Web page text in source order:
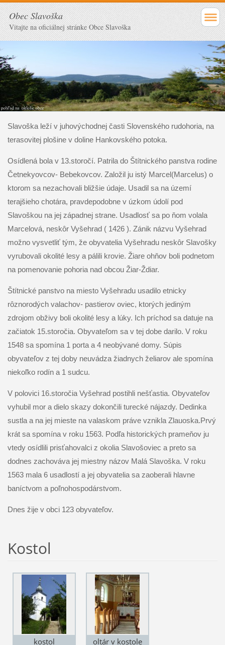
Obec Slavoška
Vitajte na oficiálnej stránke Obce Slavoška
Slavoška leží v juhovýchodnej časti Slovenského rudohoria, na
terasovitej plošine v doline Hankovského potoka.
Osídlená bola v 13.storočí. Patrila do Štítnického panstva rodine
Četnekyovcov- Bebekovcov. Založil ju istý Marcel(Marcelus) o
ktorom sa nezachovali bližšie údaje. Usadil sa na území
terajšieho chotára, pravdepodobne v úzkom údolí pod
Slavoškou na jej západnej strane. Usadlosť sa po ňom volala
Marcelová, neskôr Vyšehrad ( 1426 ). Zánik názvu Vyšehrad
možno vysvetliť tým, že obyvatelia Vyšehradu neskôr Slavošky
vyrubovali okolité lesy a pálili krovie. Žiare ohňov boli podnetom
na pomenovanie pohoria nad obcou Žiar-Ždiar.
Štítnické panstvo na miesto Vyšehradu usadilo etnicky
rôznorodých valachov- pastierov oviec, ktorých jediným
zdrojom obživy boli okolité lesy a lúky. Ich príchod sa datuje na
začiatok 15.storočia. Obyvateľom sa v tej dobe darilo. V roku
1548 sa spomína 1 porta a 4 neobývané domy. Súpis
obyvateľov z tej doby neuvádza žiadnych želiarov ale spomína
niekoľko rodín a 1 sudcu.
V polovici 16.storočia Vyšehrad postihli nešťastia. Obyvateľov
vyhubil mor a dielo skazy dokončili turecké nájazdy. Dedinka
sustla a na jej mieste na valaskom práve vznikla Zlauoska.Prvý
krát sa spomína v roku 1563. Podľa historických prameňov ju
vtedy osídlili prisťahovalci z okolia Slavošoviec a preto sa
dodnes zachováva jej miestny názov Malá Slavoška. V roku
1563 mala 6 usadlostí a jej obyvatelia sa zaoberali hlavne
baníctvom a poľnohospodárstvom.
Dnes žije v obci 123 obyvateľov.
Kostol
kostol oltár v kostole